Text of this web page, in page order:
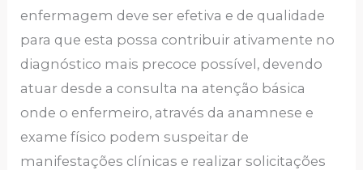
enfermagem deve ser efetiva e de qualidade
para que esta possa contribuir ativamente no
diagnóstico mais precoce possível, devendo
atuar desde a consulta na atenção básica
onde o enfermeiro, através da anamnese e
exame físico podem suspeitar de
manifestações clínicas e realizar solicitações